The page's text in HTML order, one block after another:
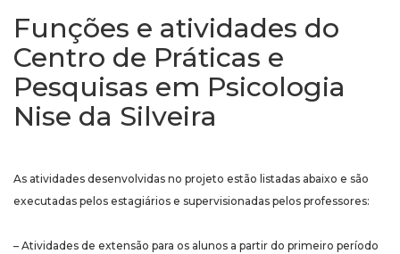
Funções e atividades do
Centro de Práticas e
Pesquisas em Psicologia
Nise da Silveira
As atividades desenvolvidas no projeto estão listadas abaixo e são
executadas pelos estagiários e supervisionadas pelos professores:
– Atividades de extensão para os alunos a partir do primeiro período